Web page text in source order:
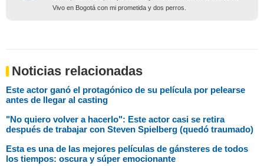
Vivo en Bogotá con mi prometida y dos perros.
Noticias relacionadas
Este actor ganó el protagónico de su película por pelearse
antes de llegar al casting
"No quiero volver a hacerlo": Este actor casi se retira
después de trabajar con Steven Spielberg (quedó traumado)
Esta es una de las mejores películas de gánsteres de todos
los tiempos: oscura y súper emocionante